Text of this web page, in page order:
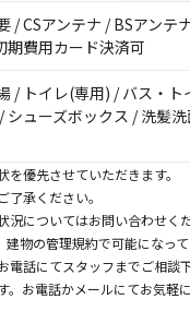
/ CSアンテナ / BSアン
期費用カード決済可
/ トイレ(専用) / バス・
シューズボックス / 洗髪
優先させていただきます。
承ください。
についてはお問い合わせくだ
物の管理規約で可能になっ
話にてスタッフまでご相談下
お電話かメールにてお気軽